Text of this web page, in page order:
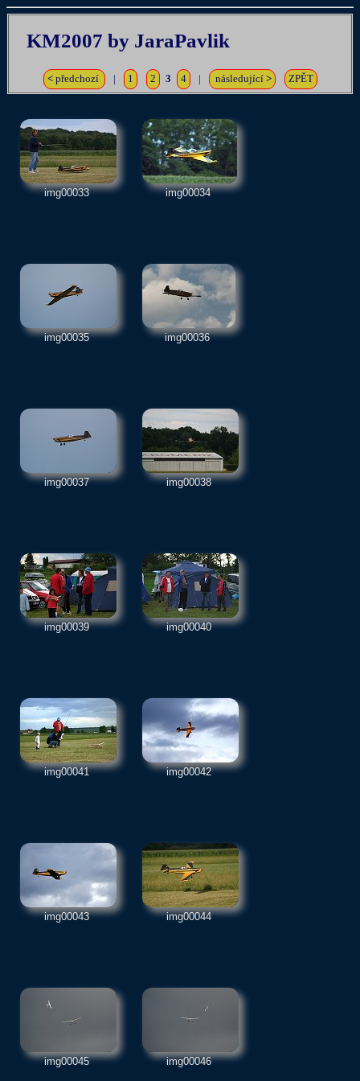
KM2007 by JaraPavlik
<předchozí 1 2 3 4 následující > ZPĚT
img00033 img00034
img00035 img00036
img00037 img00038
img00039 img00040
img00041 img00042
img00043 img00044
img00045 img00046